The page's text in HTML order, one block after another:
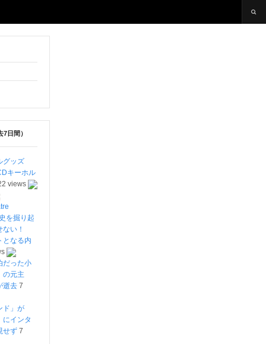
日間）
グッズ
キーホル
views
を掘り起
ない！
となる内
だった小
の元主
逝去 7
ド」が
にインタ
せず 7